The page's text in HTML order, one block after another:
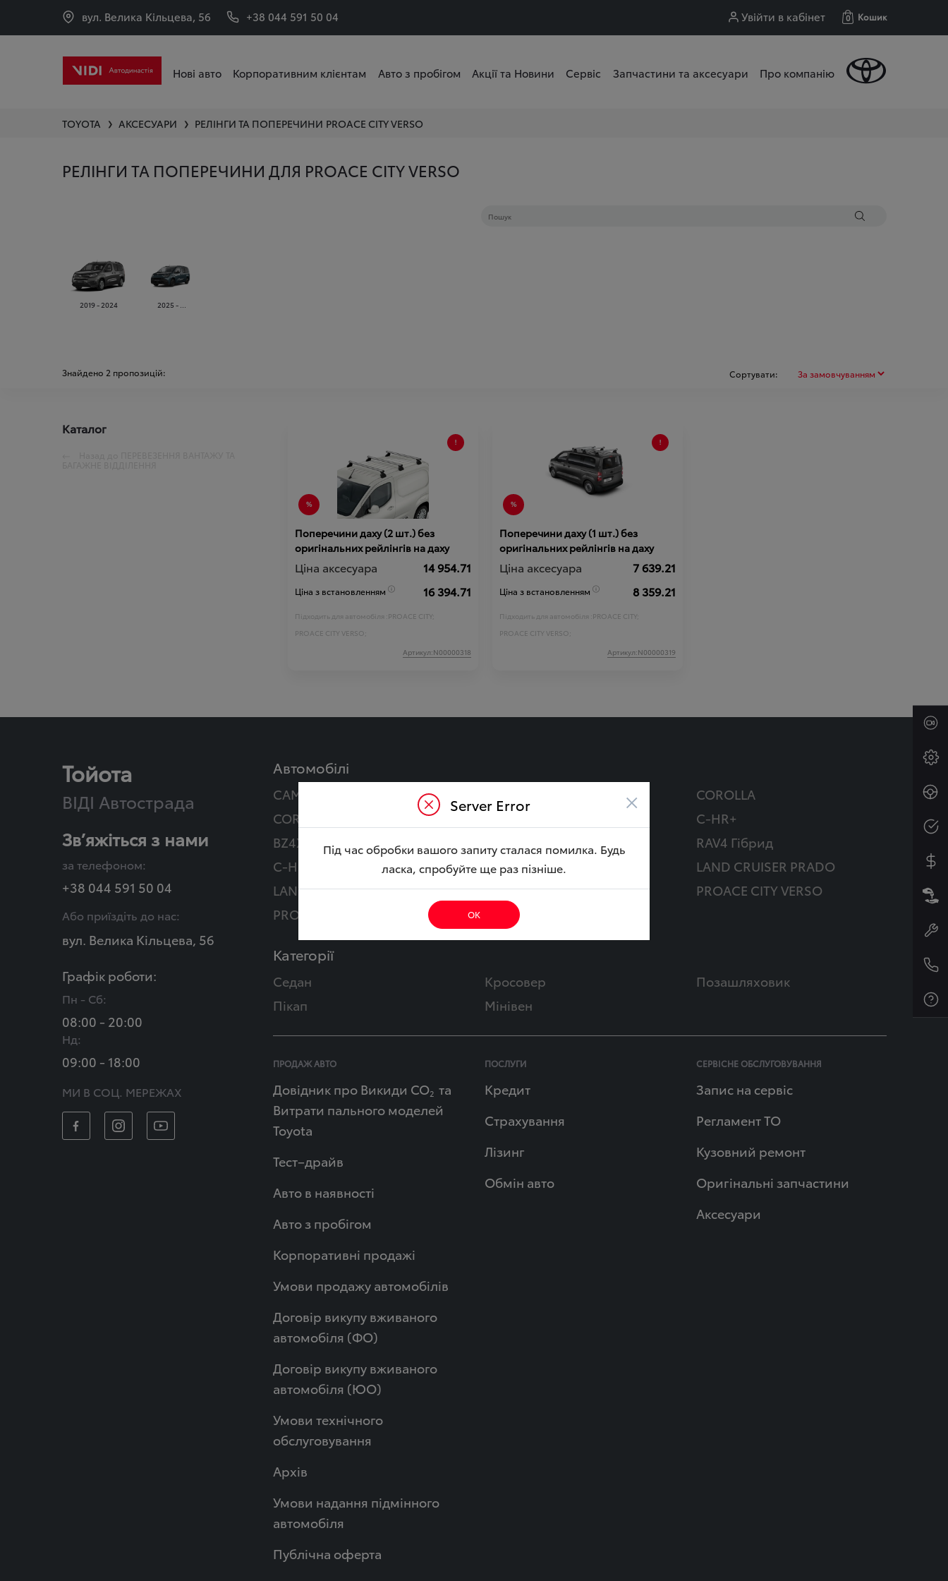
вул. Велика Кільцева, 56 +38 044 591 50 04 Увійти в кабінет 0 Кошик
Нові авто Корпоративним клієнтам Авто з пробігом Акції та Новини Сервіс Запчастини та аксесуари Про компанію
TOYOTA ❯ АКСЕСУАРИ ❯ РЕЛІНГИ ТА ПОПЕРЕЧИНИ PROACE CITY VERSO
РЕЛІНГИ ТА ПОПЕРЕЧИНИ ДЛЯ PROACE CITY VERSO
2019 - 2024 2025 - ...
Знайдено 2 пропозицій: Сортувати:
Каталог
Поперечини даху (2 шт.) без
оригінальних рейлінгів на даху
Ціна аксесуара 14 954.71
Ціна з встановленням 16 394.71
Підходить для автомобіля :PROACE CITY;
PROACE CITY VERSO;
Артикул:N00000318
Поперечини даху (1 шт.) без
оригінальних рейлінгів на даху
Ціна аксесуара 7 639.21
Ціна з встановленням 8 359.21
Підходить для автомобіля :PROACE CITY;
PROACE CITY VERSO;
Артикул:N00000319
Тойота
ВІДІ Автострада
Зв’яжіться з нами
за телефоном:
+38 044 591 50 04
Або приїздіть до нас:
вул. Велика Кільцева, 56
Графік роботи:
Пн - Сб:
08:00 - 20:00
Нд:
09:00 - 18:00
МИ В СОЦ. МЕРЕЖАХ
Автомобілі
CAMRY
COROLLA
COROLLA Гібрид
C-HR+
BZ4X Touring
YARIS CROSS Гібрид
RAV4 Гібрид
C-HR Гібрид
COROLLA CROSS Гібрид
LAND CRUISER PRADO
LAND CRUISER
HILUX
PROACE CITY VERSO
PROACE CITY
Категорії
Седан Кросовер
Позашляховик
Пікап
Мінівен
ПРОДАЖ АВТО
Довідник про Викиди СО2 та
Витрати пального моделей
Toyota
Тест–драйв
Авто в наявності
Авто з пробігом
Корпоративні продажі
Умови продажу автомобілів
Договір викупу вживаного
автомобіля (ФО)
Договір викупу вживаного
автомобіля (ЮО)
Умови технічного
обслуговування
Архів
Умови надання підмінного
автомобіля
Публічна оферта
ПОСЛУГИ
Кредит
Страхування
Лізинг
Обмін авто
СЕРВІСНЕ ОБСЛУГОВУВАННЯ
Запис на сервіс
Регламент ТО
Кузовний ремонт
Оригінальні запчастини
Аксесуари
Server Error ×
Під час обробки вашого запиту сталася помилка. Будь
ласка, спробуйте ще раз пізніше.
ОК